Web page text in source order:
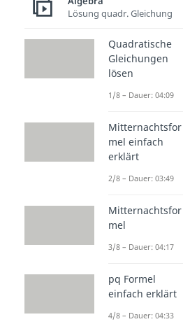
Beispiel
zur
(00:59)
Lass uns als
Als erstes
Seite, indem du
abziehst.
Lösung quadr. Gleichung
Quadratische
Gleichungen
lösen
1/8 – Dauer: 04:09
Mitternachtsfor
mel einfach
erklärt
2/8 – Dauer: 03:49
Mitternachtsfor
mel
3/8 – Dauer: 04:17
pq Formel
einfach erklärt
4/8 – Dauer: 04:33